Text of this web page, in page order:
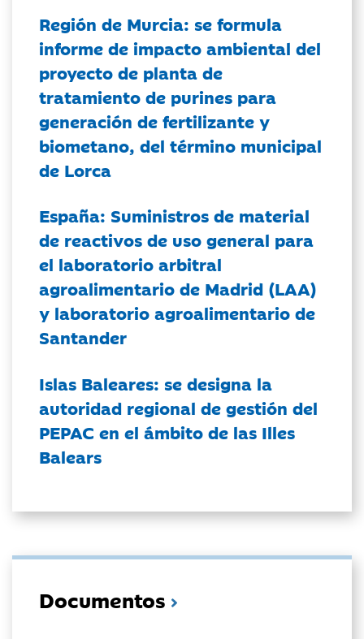
Región de Murcia: se formula
informe de impacto ambiental del
proyecto de planta de
tratamiento de purines para
generación de fertilizante y
biometano, del término municipal
de Lorca
España: Suministros de material
de reactivos de uso general para
el laboratorio arbitral
agroalimentario de Madrid (LAA)
y laboratorio agroalimentario de
Santander
Islas Baleares: se designa la
autoridad regional de gestión del
PEPAC en el ámbito de las Illes
Balears
Documentos